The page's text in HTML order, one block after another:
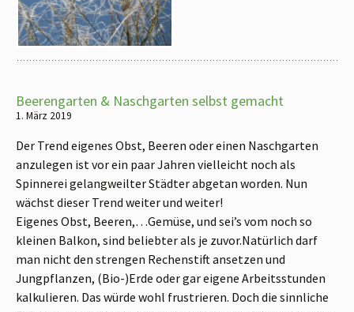
Beerengarten & Naschgarten selbst gemacht
1. März 2019
Der Trend eigenes Obst, Beeren oder einen Naschgarten
anzulegen ist vor ein paar Jahren vielleicht noch als
Spinnerei gelangweilter Städter abgetan worden. Nun
wächst dieser Trend weiter und weiter!
Eigenes Obst, Beeren,…Gemüse, und sei’s vom noch so
kleinen Balkon, sind beliebter als je zuvor.Natürlich darf
man nicht den strengen Rechenstift ansetzen und
Jungpflanzen, (Bio-)Erde oder gar eigene Arbeitsstunden
kalkulieren. Das würde wohl frustrieren. Doch die sinnliche